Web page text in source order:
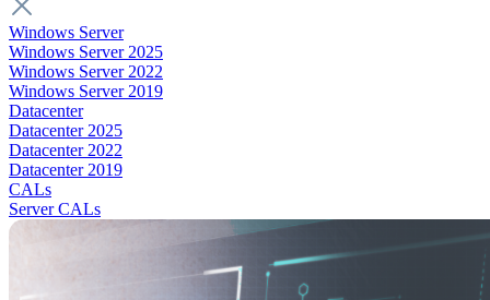
Windows Server
Windows Server 2025
Windows Server 2022
Windows Server 2019
Datacenter
Datacenter 2025
Datacenter 2022
Datacenter 2019
CALs
Server CALs